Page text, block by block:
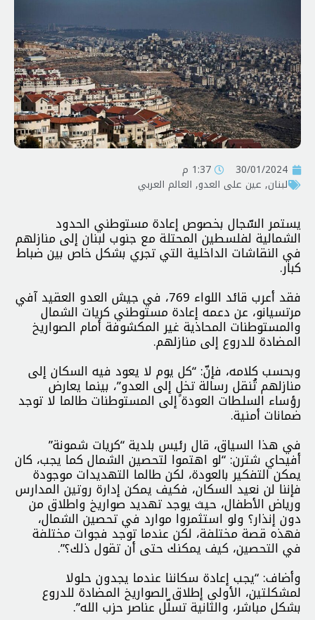
30/01/2024
1:37 م
لبنان, عين على العدو, العالم العربي
يستمر السّجال بخصوص إعادة مستوطني الحدود
الشمالية لفلسطين المحتلة مع جنوب لبنان إلى منازلهم
في النقاشات الداخلية التي تجري بشكل خاص بين ضباط
كبار.
فقد أعرب قائد اللواء 769، في جيش العدو العقيد آفي
مرتسيانو، عن دعمه إعادة مستوطني كريات الشمال
والمستوطنات المحاذية غير المكشوفة أمام الصواريخ
المضادة للدروع إلى منازلهم.
وبحسب كلامه، فإنّ: “كل يوم لا يعود فيه السكان إلى
منازلهم تُنقل رسالة تخلٍ إلى العدو”، بينما يعارض
رؤساء السلطات العودة إلى المستوطنات طالما لا توجد
ضمانات أمنية.
في هذا السياق، قال رئيس بلدية “كريات شمونة”
أفيحاي شترن: “لو اهتموا لتحصين الشمال كما يجب، كان
يمكن التفكير بالعودة، لكن طالما التهديدات موجودة
فإننا لن نعيد السكان، فكيف يمكن إدارة روتين المدارس
ورياض الأطفال، حيث يوجد تهديد صواريخ واطلاق من
دون إنذار؟ ولو استثمروا موارد في تحصين الشمال،
فهذه قصة مختلفة، لكن عندما توجد فجوات مختلفة
في التحصين، كيف يمكنك حتى أن تقول ذلك؟”.
وأضاف: “يجب إعادة سكاننا عندما يجدون حلولا
لمشكلتين، الأولى إطلاق الصواريخ المضادة للدروع
بشكل مباشر، والثانية تسلّل عناصر حزب الله”.